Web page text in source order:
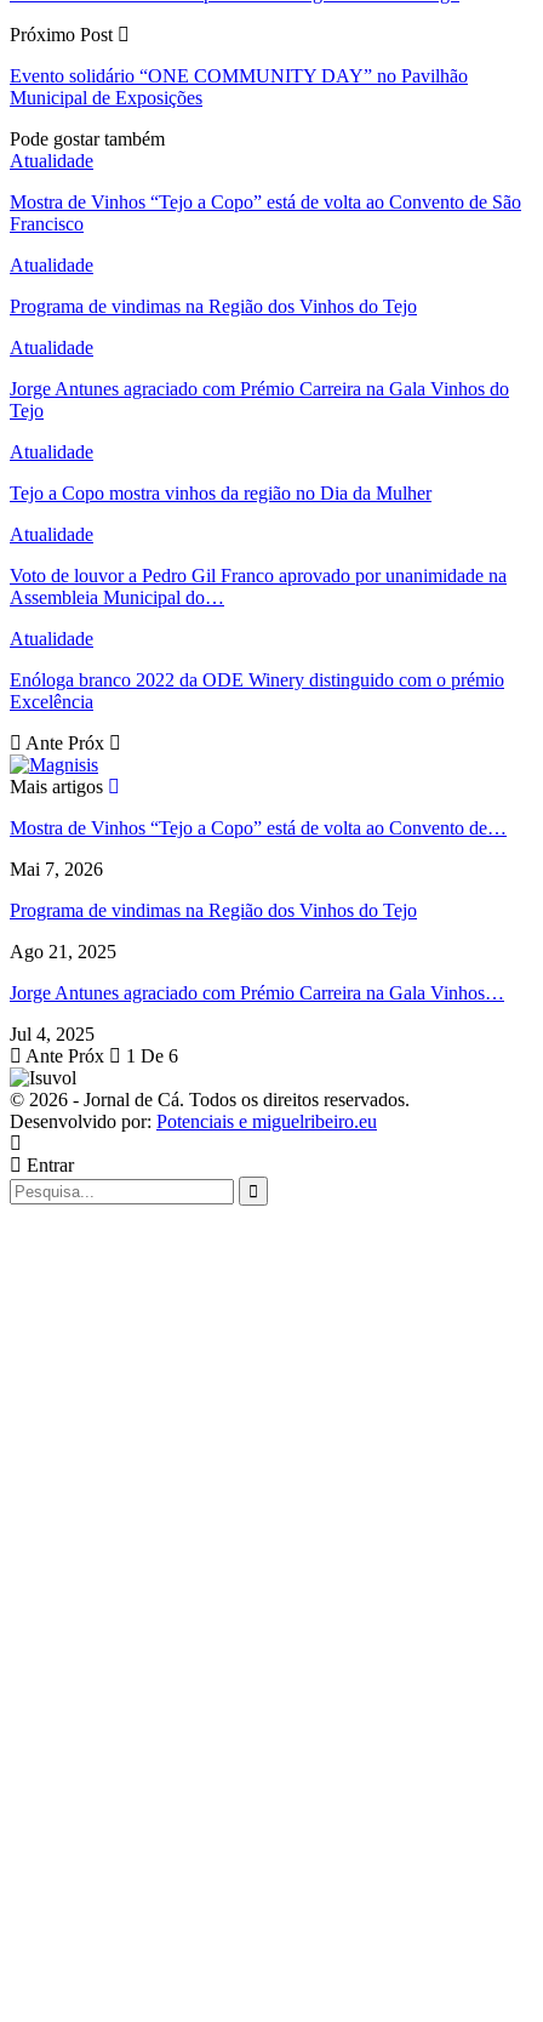
Próximo Post
Evento solidário “ONE COMMUNITY DAY” no Pavilhão
Municipal de Exposições
Pode gostar também
Atualidade
Mostra de Vinhos “Tejo a Copo” está de volta ao Convento de São
Francisco
Atualidade
Programa de vindimas na Região dos Vinhos do Tejo
Atualidade
Jorge Antunes agraciado com Prémio Carreira na Gala Vinhos do
Tejo
Atualidade
Tejo a Copo mostra vinhos da região no Dia da Mulher
Atualidade
Voto de louvor a Pedro Gil Franco aprovado por unanimidade na
Assembleia Municipal do…
Atualidade
Enóloga branco 2022 da ODE Winery distinguido com o prémio
Excelência
Ante Próx
Mais artigos
Mostra de Vinhos “Tejo a Copo” está de volta ao Convento de…
Mai 7, 2026
Programa de vindimas na Região dos Vinhos do Tejo
Ago 21, 2025
Jorge Antunes agraciado com Prémio Carreira na Gala Vinhos…
Jul 4, 2025
Ante Próx 1 De 6
© 2026 - Jornal de Cá. Todos os direitos reservados.
Desenvolvido por: Potenciais e miguelribeiro.eu
Entrar